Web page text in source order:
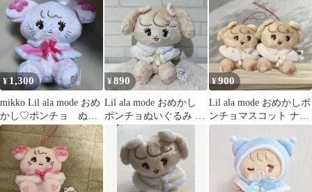
¥ 1,300
mikko Lil ala mode おめ
かし♡ポンチョ ぬい
ぐるみ キャミー
¥890
Lil ala mode おめかし
ポンチョぬいぐるみ ナ
ッツ mikko
¥900
Lil ala mode おめかしポ
ンチョマスコット ナッ
ツ 2つセット